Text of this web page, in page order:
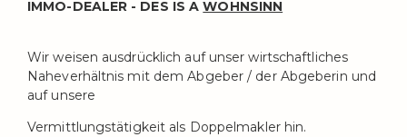
IMMO-DEALER - DES IS AWOHNSINN
Wir weisen ausdrücklich auf unser wirtschaftliches
Naheverhältnis mit dem Abgeber / der Abgeberin und
auf unsere
Vermittlungstätigkeit als Doppelmakler hin.